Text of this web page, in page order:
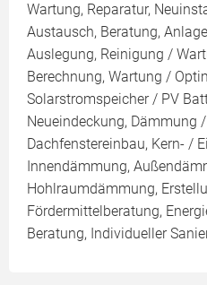
Wartung, Reparatur,
Austausch, Beratung,
Auslegung, Reinigung /
Berechnung, Wartung /
Solarstromspeicher / PV
Neueindeckung, Dämmung
Dachfenstereinbau, Kern- /
Innendämmung,
Hohlraumdämmung,
Fördermittelberatung,
Beratung, Individueller